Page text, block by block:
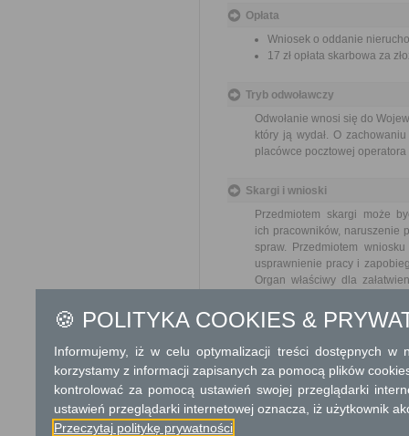
Opłata
Wniosek o oddanie
17 zł opłata skarbowa za
Tryb odwoławczy
Odwołanie wnosi się do
który ją wydał. O
placówce pocztowej
Skargi i wnioski
Przedmiotem skargi może
ich pracowników, naruszenie
spraw. Przedmiotem
usprawnienie pracy i
Organ właściwy dla
Państwowym jednostkom
Państwa lub pozostające w
Podstawa prawna
🍪 POLITYKA COOKIES &
Informujemy, iż w celu optymalizacji treści dostępnych w
korzystamy z informacji zapisanych za pomocą plików
kontrolować za pomocą ustawień swojej przeglądarki
ustawień przeglądarki internetowej oznacza, iż użytkownik
Przeczytaj politykę prywatności